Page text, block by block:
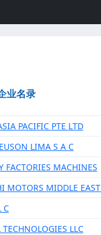
业名录
PACIFIC PTE LTD
LIMA S A C
FACTORIES MACHINES
MOTORS MIDDLE
C
LLC